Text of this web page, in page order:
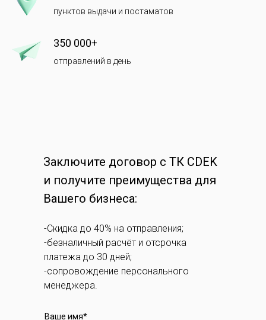
пунктов выдачи и постаматов
350 000+
отправлений в день
Заключите договор с ТК CDEK
и получите преимущества для
Вашего бизнеса:
Ваше имя*
-Скидка до 40% на отправления;
-безналичный расчёт и отсрочка
платежа до 30 дней;
-сопровождение персонального
менеджера.